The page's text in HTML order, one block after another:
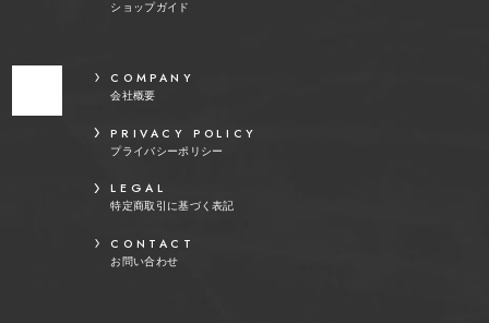
ショップガイド
COMPANY
会社概要
PRIVACY POLICY
プライバシーポリシー
LEGAL
特定商取引に基づく表記
CONTACT
お問い合わせ